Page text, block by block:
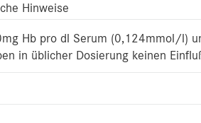
Hinweise
Hb pro dl Serum (0,124mmol/l)
in üblicher Dosierung keinen